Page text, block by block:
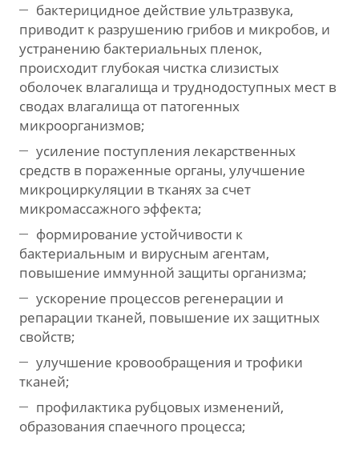
бактерицидное действие ультразвука,
приводит к разрушению грибов и микробов, и
устранению бактериальных пленок,
происходит глубокая чистка слизистых
оболочек влагалища и труднодоступных мест в
сводах влагалища от патогенных
микроорганизмов;
усиление поступления лекарственных
средств в пораженные органы, улучшение
микроциркуляции в тканях за счет
микромассажного эффекта;
формирование устойчивости к
бактериальным и вирусным агентам,
повышение иммунной защиты организма;
ускорение процессов регенерации и
репарации тканей, повышение их защитных
свойств;
улучшение кровообращения и трофики
тканей;
профилактика рубцовых изменений,
образования спаечного процесса;